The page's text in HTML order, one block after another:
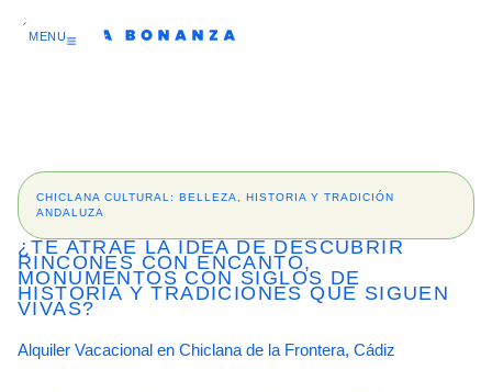
MENU
CHICLANA CULTURAL: BELLEZA, HISTORIA Y TRADICIÓN
ANDALUZA
¿TE ATRAE LA IDEA DE DESCUBRIR
RINCONES CON ENCANTO,
MONUMENTOS CON SIGLOS DE
HISTORIA Y TRADICIONES QUE SIGUEN
VIVAS?
Alquiler Vacacional en Chiclana de la Frontera, Cádiz